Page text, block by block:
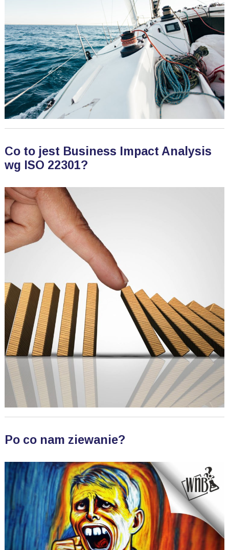
Co to jest Business Impact Analysis
wg ISO 22301?
Po co nam ziewanie?